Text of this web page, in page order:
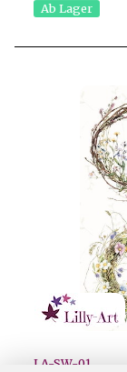
Ab Lager
LA-SW-01